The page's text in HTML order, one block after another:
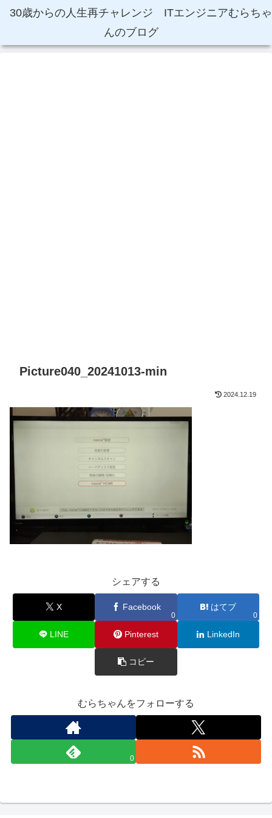
30歳からの人生再チャレンジ ITエンジニアむらちゃ
んのブログ
Picture040_20241013-min
2024.12.19
シェアする
X Facebook
0
はてブ
0
LINE Pinterest LinkedIn
コピー
むらちゃんをフォローする
0